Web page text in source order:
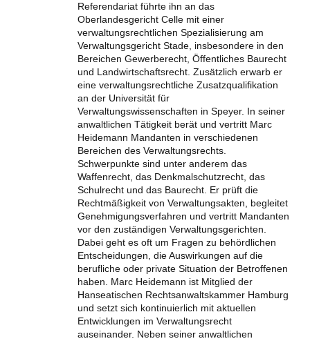
Referendariat führte ihn an das
Oberlandesgericht Celle mit einer
verwaltungsrechtlichen Spezialisierung am
Verwaltungsgericht Stade, insbesondere in den
Bereichen Gewerberecht, Öffentliches Baurecht
und Landwirtschaftsrecht. Zusätzlich erwarb er
eine verwaltungsrechtliche Zusatzqualifikation
an der Universität für
Verwaltungswissenschaften in Speyer. In seiner
anwaltlichen Tätigkeit berät und vertritt Marc
Heidemann Mandanten in verschiedenen
Bereichen des Verwaltungsrechts.
Schwerpunkte sind unter anderem das
Waffenrecht, das Denkmalschutzrecht, das
Schulrecht und das Baurecht. Er prüft die
Rechtmäßigkeit von Verwaltungsakten, begleitet
Genehmigungsverfahren und vertritt Mandanten
vor den zuständigen Verwaltungsgerichten.
Dabei geht es oft um Fragen zu behördlichen
Entscheidungen, die Auswirkungen auf die
berufliche oder private Situation der Betroffenen
haben. Marc Heidemann ist Mitglied der
Hanseatischen Rechtsanwaltskammer Hamburg
und setzt sich kontinuierlich mit aktuellen
Entwicklungen im Verwaltungsrecht
auseinander. Neben seiner anwaltlichen